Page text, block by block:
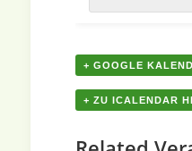
+ GOOGLE
+ ZU ICALENDAR